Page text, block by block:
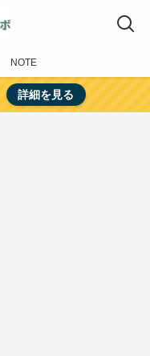
NOTE
詳細を見る